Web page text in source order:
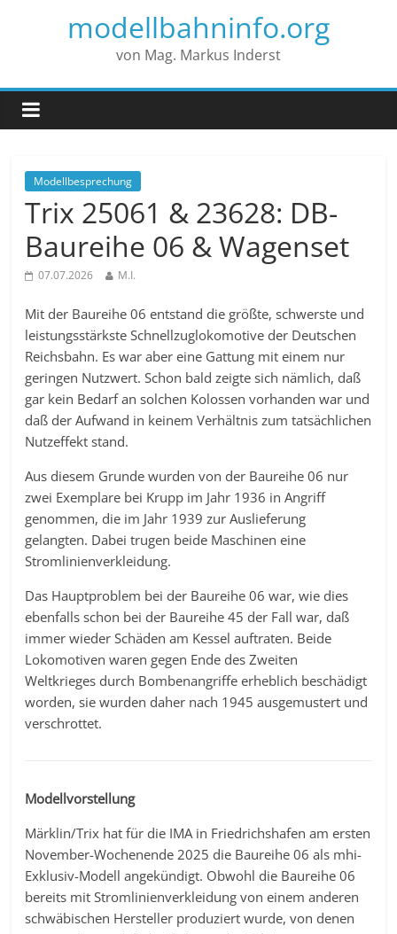
modellbahninfo.org
von Mag. Markus Inderst
Modellbesprechung
Trix 25061 & 23628: DB-
Baureihe 06 & Wagenset
07.07.2026 M.I.
Mit der Baureihe 06 entstand die größte, schwerste und
leistungsstärkste Schnellzuglokomotive der Deutschen
Reichsbahn. Es war aber eine Gattung mit einem nur
geringen Nutzwert. Schon bald zeigte sich nämlich, daß
gar kein Bedarf an solchen Kolossen vorhanden war und
daß der Aufwand in keinem Verhältnis zum tatsächlichen
Nutzeffekt stand.
Aus diesem Grunde wurden von der Baureihe 06 nur
zwei Exemplare bei Krupp im Jahr 1936 in Angriff
genommen, die im Jahr 1939 zur Auslieferung
gelangten. Dabei trugen beide Maschinen eine
Stromlinienverkleidung.
Das Hauptproblem bei der Baureihe 06 war, wie dies
ebenfalls schon bei der Baureihe 45 der Fall war, daß
immer wieder Schäden am Kessel auftraten. Beide
Lokomotiven waren gegen Ende des Zweiten
Weltkrieges durch Bombenangriffe erheblich beschädigt
worden, sie wurden daher nach 1945 ausgemustert und
verschrottet.
Modellvorstellung
Märklin/Trix hat für die IMA in Friedrichshafen am ersten
November-Wochenende 2025 die Baureihe 06 als mhi-
Exklusiv-Modell angekündigt. Obwohl die Baureihe 06
bereits mit Stromlinienverkleidung von einem anderen
schwäbischen Hersteller produziert wurde, von denen